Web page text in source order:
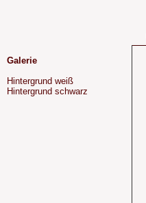
Galerie
Hintergrund weiß
Hintergrund schwarz